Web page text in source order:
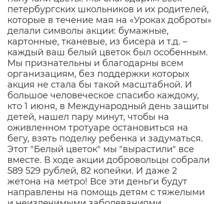
петербургских школьников и их родителей,
которые в течение мая на «Уроках доброты»
делали символы акции: бумажные,
картонные, тканевые, из бисера и т.д. –
каждый ваш белый цветок был особенным.
Мы признательны и благодарны всем
организациям, без поддержки которых
акция не стала бы такой масштабной. И
большое человеческое спасибо каждому,
кто 1 июня, в Международный день защиты
детей, нашел пару минут, чтобы на
оживленном тротуаре остановиться на
бегу, взять поделку ребенка и задуматься.
Этот "Белый цветок" мы "вырастили" все
вместе. В ходе акции добровольцы собрали
589 529 рублей, 82 копейки. И даже 2
жетона на метро! Все эти деньги будут
направлены на помощь детям с тяжелыми